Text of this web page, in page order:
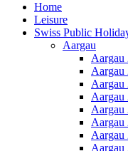
Home
Leisure
Swiss Public
Aargau
Aargau
Aargau
Aargau
Aargau
Aargau
Aargau
Aargau
Aargau